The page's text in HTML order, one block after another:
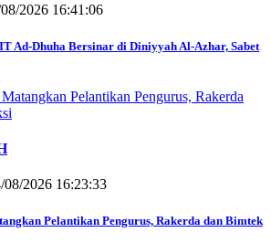
2026 16:41:06
Ad-Dhuha Bersinar di Diniyyah Al-Azhar, Sabet
08/2026 16:23:33
Pelantikan Pengurus, Rakerda dan Bimtek